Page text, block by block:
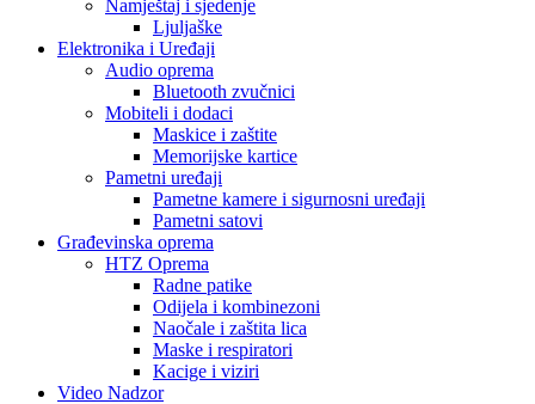
Namještaj i sjedenje
Ljuljaške
Elektronika i Uređaji
Audio oprema
Bluetooth zvučnici
Mobiteli i dodaci
Maskice i zaštite
Memorijske kartice
Pametni uređaji
Pametne kamere i sigurnosni uređaji
Pametni satovi
Građevinska oprema
HTZ Oprema
Radne patike
Odijela i kombinezoni
Naočale i zaštita lica
Maske i respiratori
Kacige i viziri
Video Nadzor